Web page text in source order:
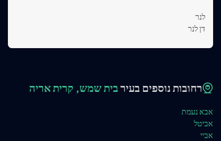
לנר
דן לנר
רחובות נוספים בעירבית שמש, קרית אריה
אבא נעמת
אביטל
אביי